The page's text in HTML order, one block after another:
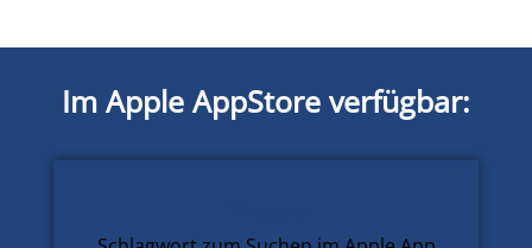
Im Apple AppStore verfügbar: